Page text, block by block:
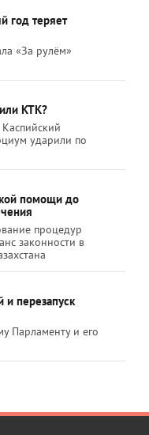
год теряет
«За рулём»
КТК?
ударили по
помощи до
процедур
законности в
и перезапуск
Парламенту и его